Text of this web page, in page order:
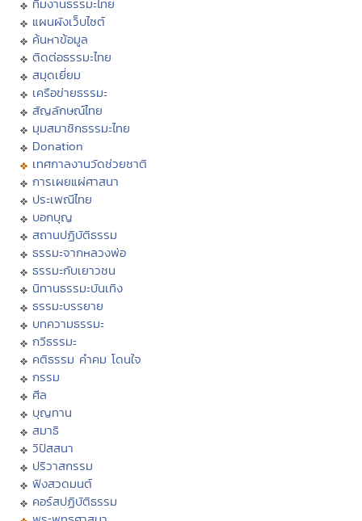
ทีมงานธรรมะไทย
แผนผังเว็บไซต์
ค้นหาข้อมูล
ติดต่อธรรมะไทย
สมุดเยี่ยม
เครือข่ายธรรมะ
สัญลักษณ์ไทย
มุมสมาชิกธรรมะไทย
Donation
เทศกาลงานวัดช่วยชาติ
การเผยแผ่ศาสนา
ประเพณีไทย
บอกบุญ
สถานปฏิบัติธรรม
ธรรมะจากหลวงพ่อ
ธรรมะกับเยาวชน
นิทานธรรมะบันเทิง
ธรรมะบรรยาย
บทความธรรมะ
กวีธรรมะ
คติธรรม คำคม โดนใจ
กรรม
ศีล
บุญทาน
สมาธิ
วิปัสสนา
ปริวาสกรรม
ฟังสวดมนต์
คอร์สปฏิบัติธรรม